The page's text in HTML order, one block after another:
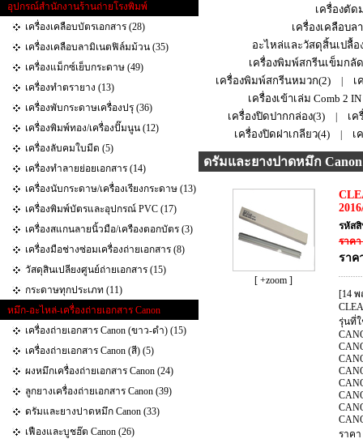
อุปกรณ์สำนักงานร้านถ่ายโรงพิมพ์
เครื่องเคลือบบัตรเอกสาร (28)
เครื่องเคลือบลามิเนตฟิล์มม้วน (35)
เครื่องแม็กซ์เย็บกระดาษ (49)
เครื่องทำตรายาง (13)
เครื่องพับกระดาษเครื่องปรุ (36)
เครื่องพิมพ์ทอง/เครื่องปั๊มนูน (12)
เครื่องลับคมใบมีด (5)
เครื่องทำลายย่อยเอกสาร (14)
เครื่องนับกระดาษ/เครื่องเรียงกระดาษ (13)
เครื่องพิมพ์บัตรและอุปกรณ์ PVC (17)
เครื่องสแกนลายนิ้วมือ/เครืองตอกบัตร (3)
เครื่องมือช่างซ่อมเครื่องถ่ายเอกสาร (8)
วัสดุสินเปลียงศูนย์ถ่ายเอกสาร (15)
กระดาษทุกประเภท (11)
หมึก-อะไหล่-เครื่องถ่ายเอกสาร Canon
เครื่องถ่ายเอกสาร Canon (ขาว-ดำ) (15)
เครื่องถ่ายเอกสาร Canon (สี) (5)
ผงหมึกเครื่องถ่ายเอกสาร Canon (24)
ลูกยางเครื่องถ่ายเอกสาร Canon (39)
ดรัมและยางปาดหมึก Canon (33)
เฟืองและบูชฮ๊ต Canon (26)
เครื่องตั
เครื่องเคลือบ
อะไหล่และวัสดุสิ้นเปลื้อ
เครื่องพิมพ์สกรีนเข็มกลั
เครื่องพิมพ์สกรีนหมวก(2)
เ
เครื่องเข้าเล่ม Comb 2
เครื่องปิดปากกล่อง(3)
เค
เครื่องปิดฝาเกลียว(4)
เ
ดรัมและยางปาดหมึก Canon
[ +zoom ]
รหัสสิ
ราคา
ราค
[14
รุ่นที่
ราค